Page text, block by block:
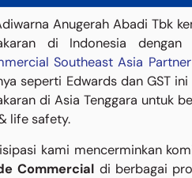
Anugerah Abadi Tbk
di Indonesia
Southeast Asia
seperti Edwards dan GST
di Asia Tenggara untuk
life safety.
kami mencerminkan
Commercial di berbagai